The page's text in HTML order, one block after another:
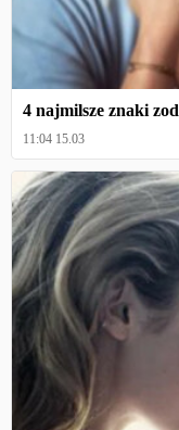
4 najmilsze znaki
11:04 15.03